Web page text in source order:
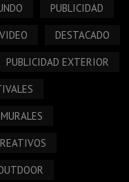
PUBLICIDAD
VIDEO DESTACADO
PUBLICIDAD EXTERIOR
MURALES